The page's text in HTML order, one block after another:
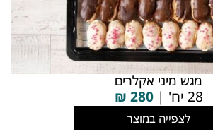
מגש מיני אקלרים
28 יח' | 280
₪
לצפייה במוצר